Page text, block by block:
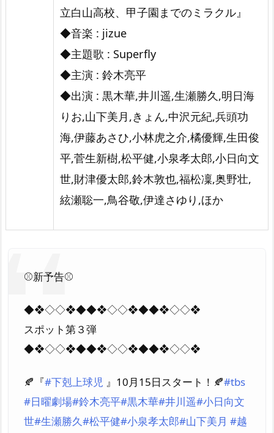
立白山高校、甲子園までのミラクル』
◆音楽 : jizue
◆主題歌 : Superfly
◆主演 : 鈴木亮平
◆出演 : 黒木華,井川遥,生瀬勝久,明日海
りお,山下美月,きょん,中沢元紀,兵頭功
海,伊藤あさひ,小林虎之介,橘優輝,生田俊
平,菅生新樹,松平健,小泉孝太郎,小日向文
世,財津優太郎,鈴木敦也,福松凜,奥野壮,
絃瀬聡一,鳥谷敬,伊達さゆり,ほか
⚾️新予告⚾️
◆❖◇◇❖◆◆❖◇◇❖◆◆❖◇◇❖
スポット第３弾
◆❖◇◇❖◆◆❖◇◇❖◆◆❖◇◇❖
🍂『#下剋上球児 』10月15日スタート！🍂#tbs
#日曜劇場#鈴木亮平#黒木華#井川遥#小日向文
世#生瀬勝久#松平健#小泉孝太郎#山下美月 #越